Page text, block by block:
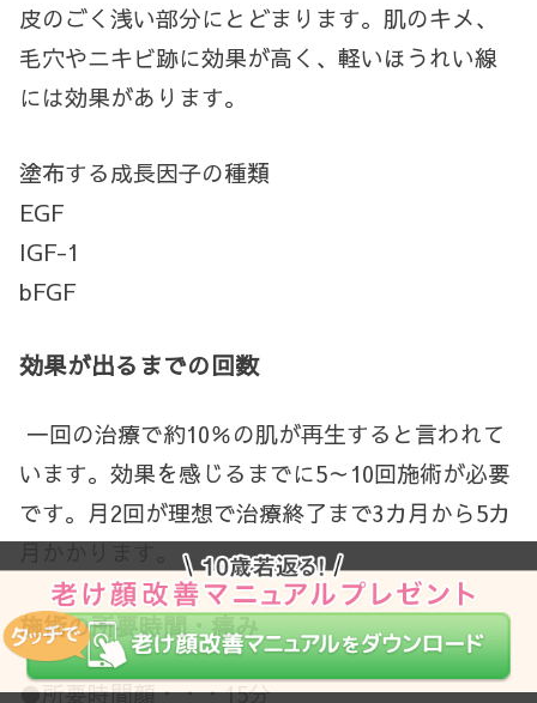
皮のごく浅い部分にとどまります。肌のキメ、
毛穴やニキビ跡に効果が高く、軽いほうれい線
には効果があります。
塗布する成長因子の種類
EGF
IGF-1
bFGF
効果が出るまでの回数
一回の治療で約10％の肌が再生すると言われて
います。効果を感じるまでに5～10回施術が必要
です。月2回が理想で治療終了まで3カ月から5カ
月かかります。
施術の所要時間・痛み
●所要時間顔・・・15分